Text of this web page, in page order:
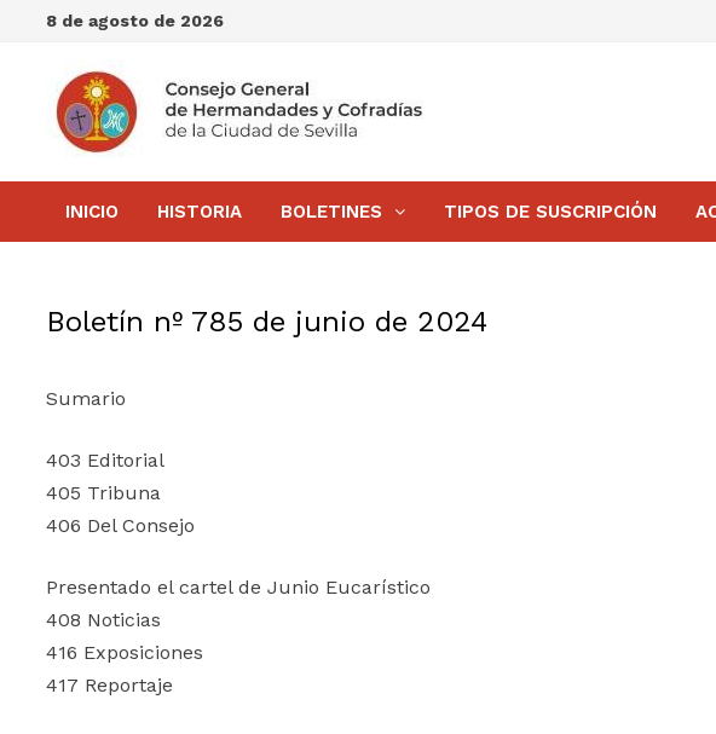
Saltar
contenido
8 de agosto de 2026
INICIO HISTORIA BOLETINES TIPOS DE SUSCRIPCIÓN
Boletín nº 785 de junio de 2024
Sumario
403 Editorial
405 Tribuna
406 Del Consejo
Presentado el cartel de Junio Eucarístico
408 Noticias
416 Exposiciones
417 Reportaje